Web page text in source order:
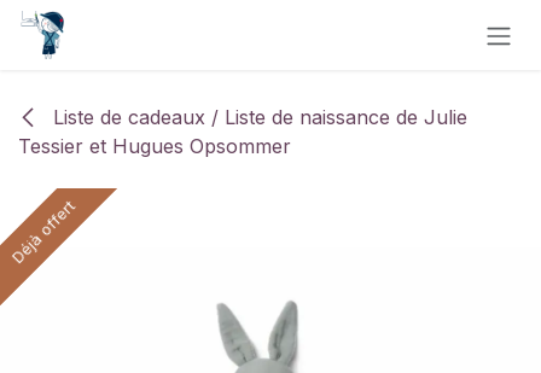
Se rendre au contenu
Liste de cadeaux / Liste de naissance de Julie
Tessier et Hugues Opsommer
Déjà offert
Déjà offert